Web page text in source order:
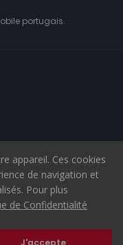
portugais.
appareil. Ces cookies
de navigation et
Pour plus
de Confidentialité
J'accepte